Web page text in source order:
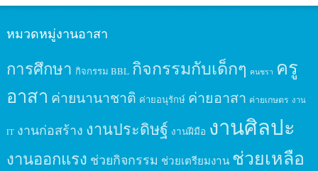
หมวดหมู่งานอาสา
การศึกษา กิจกรรม BBL กิจกรรมกับเด็กๆ คนชรา ครู
อาสา ค่ายนานาชาติ ค่ายอนุรักษ์ ค่ายอาสา ค่ายเกษตร งาน
IT งานก่อสร้าง งานประดิษฐ์ งานฝีมือ งานศิลปะ
งานออกแรง ช่วยกิจกรรม ช่วยเตรียมงาน ช่วยเหลือ